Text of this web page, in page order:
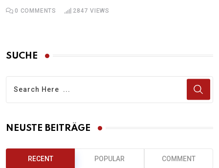
0 COMMENTS 2847 VIEWS
SUCHE
NEUSTE BEITRÄGE
RECENT POPULAR COMMENT